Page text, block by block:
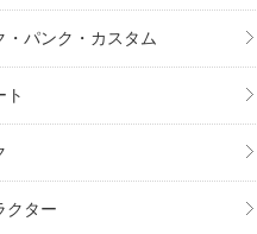
・パンク・カスタム
ト
クター